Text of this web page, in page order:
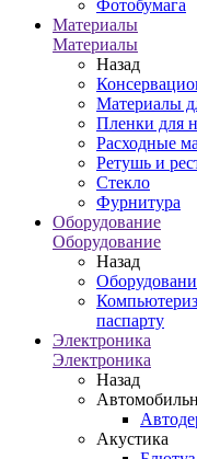
Фотобумага
Материалы
Материалы
Назад
Материалы
Пленки для
Расходные
Ретушь и
Стекло
Фурнитура
Оборудование
Оборудование
Назад
паспарту
Электроника
Электроника
Назад
Акустика